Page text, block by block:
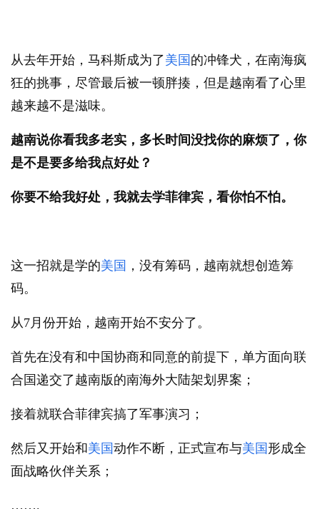
从去年开始，马科斯成为了美国 的冲锋犬，在南海疯
狂的挑事，尽管最后被一顿胖揍，但是越南看了心里
越来越不是滋味。
越南说你看我多老实，多长时间没找你的麻烦了，你
是不是要多给我点好处？
你要不给我好处，我就去学菲律宾，看你怕不怕。
这一招就是学的美国 ，没有筹码，越南就想创造筹
码。
从7月份开始，越南开始不安分了。
首先在没有和中国协商和同意的前提下，单方面向联
合国递交了越南版的南海外大陆架划界案；
接着就联合菲律宾搞了军事演习；
然后又开始和美国动作不断，正式宣布与美国 形成全
面战略伙伴关系；
…….